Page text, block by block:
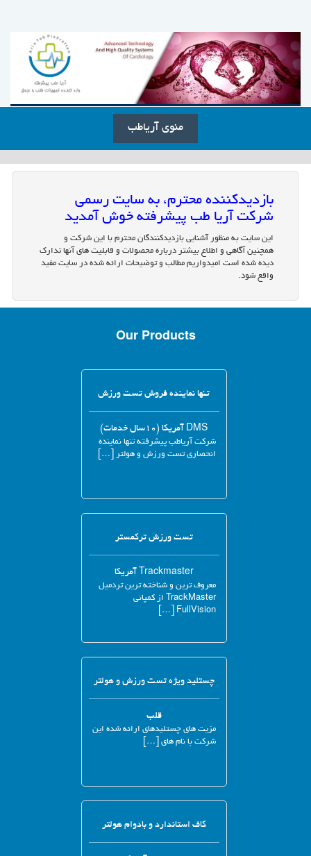
منوی آریاطب
بازدیدکننده محترم، به سایت رسمی
شرکت آریا طب پیشرفته خوش آمدید
این سایت به منظور آشنایی بازدیدکنندگان محترم با این شرکت و
همچنین آگاهی و اطلاع بیشتر درباره محصولات و قابلیت های آنها تدارک
دیده شده است امیدواریم مطالب و توضیحات ارائه شده در سایت مفید
واقع شود.
Our Products
تنها نماینده فروش تست ورزش
DMS آمریکا (۱۰سال خدمات)
شرکت آریاطب پیشرفته تنها نماینده
انحصاری تست ورزش و هولتر […]
تست ورزش ترکمستر
Trackmaster آمریکا
معروف ترین و شناخته ترین تردمیل
TrackMaster از کمپانی
FullVision […]
چستلید ویژه تست ورزش و هولتر
قلب
مزیت های چستلیدهای ارائه شده این
شرکت با نام های […]
کاف استاندارد و بادوام هولتر